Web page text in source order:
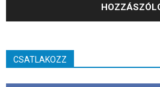
CSATLAKOZZ